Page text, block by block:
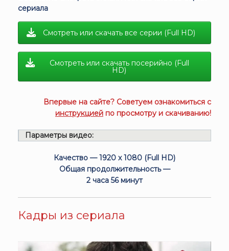
сериала
Смотреть или скачать все серии (Full HD)
Смотреть или скачать посерийно (Full
HD)
Впервые на сайте? Советуем ознакомиться с
инструкцией по просмотру и скачиванию!
Параметры видео:
Качество — 1920 x 1080 (Full HD)
Общая продолжительность —
2 часа 56 минут
Кадры из сериала